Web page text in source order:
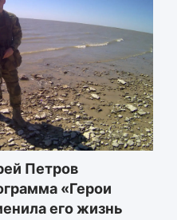
Петров
«Герои
его жизнь